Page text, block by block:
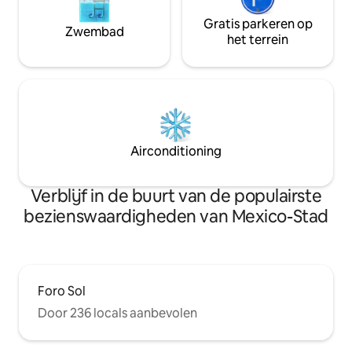
Zwembad
Gratis parkeren op
het terrein
Airconditioning
Verblijf in de buurt van de populairste
bezienswaardigheden van Mexico-Stad
Foro Sol
Door 236 locals aanbevolen